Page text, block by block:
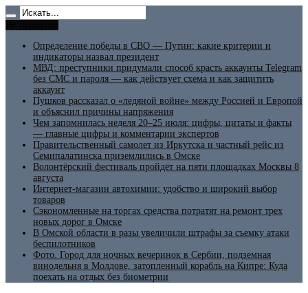
Определение победы в СВО — Путин: какие критерии и
индикаторы назвал президент
МВД: преступники придумали способ красть аккаунты Telegram
без СМС и пароля — как действует схема и как защитить
аккаунт
Пушков рассказал о «ледяной войне» между Россией и Европой
и объяснил причины напряжения
Чем запомнилась неделя 20–25 июля: цифры, цитаты и факты
— главные цифры и комментарии экспертов
Правительственный самолет из Иркутска и частный рейс из
Семипалатинска приземлились в Омске
Волонтёрский фестиваль пройдёт на пяти площадках Москвы 8
августа
Интернет-магазин автохимии: удобство и широкий выбор
товаров
Сэкономленные на торгах средства потратят на ремонт трех
новых дорог в Омске
В Омской области в разы увеличили штрафы за съемку атаки
беспилотников
Фото. Город для ночных вечеринок в Сербии, подземная
винодельня в Молдове, затопленный корабль на Кипре: Куда
поехать на отдых без биометрии